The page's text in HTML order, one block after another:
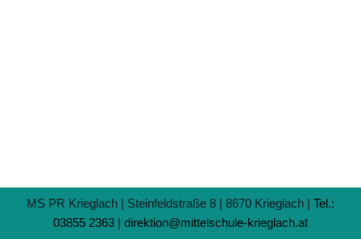
MS PR Krieglach | Steinfeldstraße 8 | 8670 Krieglach | Tel.:
03855 2363 | direktion@mittelschule-krieglach.at